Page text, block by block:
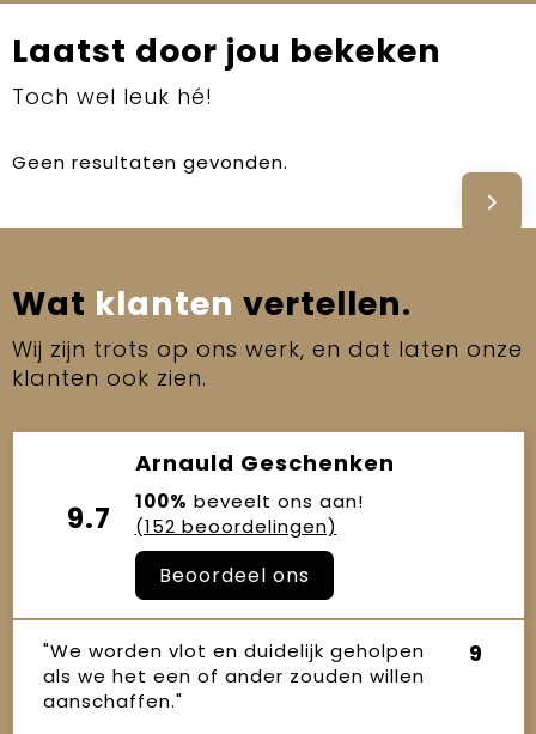
Laatst door jou bekeken
Toch wel leuk hé!
Geen resultaten gevonden.
Wat klanten vertellen.
Wij zijn trots op ons werk, en dat laten onze
klanten ook zien.
9.7
Arnauld Geschenken
100% beveelt ons aan!
(152 beoordelingen)
Beoordeel ons
"We worden vlot en duidelijk geholpen
als we het een of ander zouden willen
aanschaffen."
9